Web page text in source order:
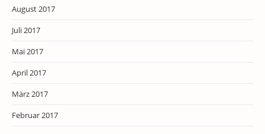
August 2017
Juli 2017
Mai 2017
April 2017
März 2017
Februar 2017